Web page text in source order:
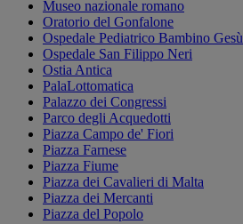
Museo nazionale romano
Oratorio del Gonfalone
Ospedale Pediatrico Bambino Gesù
Ospedale San Filippo Neri
Ostia Antica
PalaLottomatica
Palazzo dei Congressi
Parco degli Acquedotti
Piazza Campo de' Fiori
Piazza Farnese
Piazza Fiume
Piazza dei Cavalieri di Malta
Piazza dei Mercanti
Piazza del Popolo